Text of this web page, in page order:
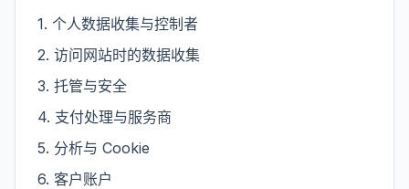
1. 个人数据收集与控制者
2. 访问网站时的数据收集
3. 托管与安全
4. 支付处理与服务商
5. 分析与 Cookie
6. 客户账户